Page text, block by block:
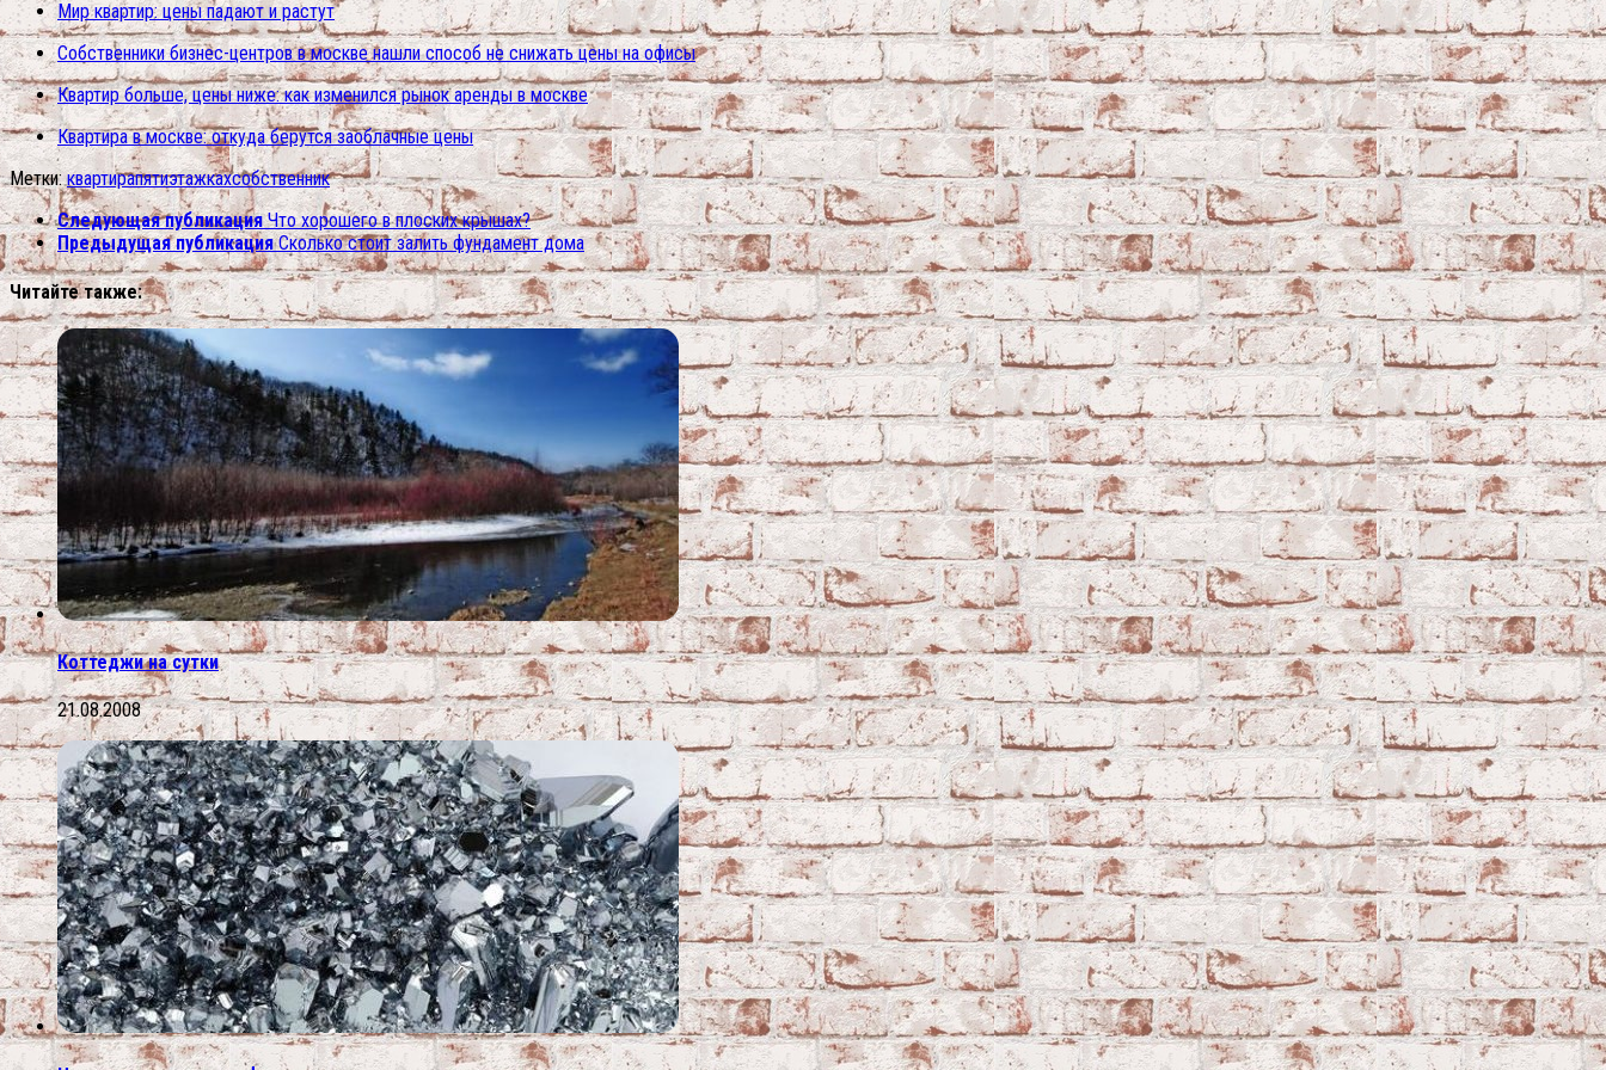
Мир квартир: цены падают и растут
Собственники бизнес-центров в москве нашли способ не снижать цены на офисы
Квартир больше, цены ниже: как изменился рынок аренды в москве
Квартира в москве: откуда берутся заоблачные цены
Метки: квартирапятиэтажкахсобственник
Следующая публикация Что хорошего в плоских крышах?
Предыдущая публикация Сколько стоит залить фундамент дома
Читайте также:
Коттеджи на сутки
21.08.2008